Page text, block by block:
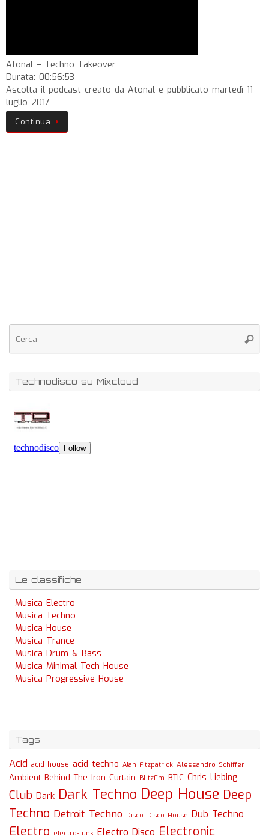
Atonal – Techno Takeover
Durata: 00:56:53
Ascolta il podcast creato da Atonal e pubblicato martedì 11
luglio 2017
Continua
Technodisco su Mixcloud
Le classifiche
Musica Electro
Musica Techno
Musica House
Musica Trance
Musica Drum & Bass
Musica Minimal Tech House
Musica Progressive House
Tags
Acid acid house acid techno Alan Fitzpatrick Alessandro Schiffer
Ambient Behind The Iron Curtain BlitzFm BTIC Chris Liebing
Club Dark Dark Techno Deep House Deep
Techno Detroit Techno Disco Disco House Dub Techno
Electro electro-funk Electro Disco Electronic